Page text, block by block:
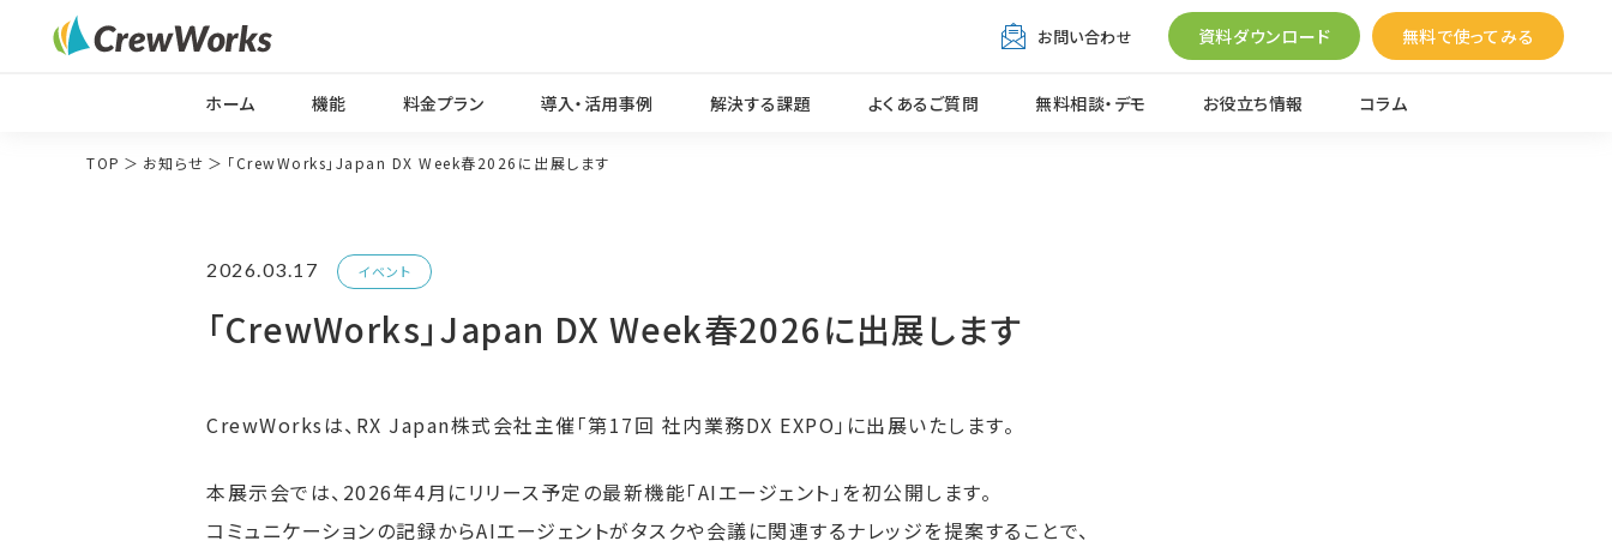
お問い合わせ 資料ダウンロード 無料で使ってみる
ホーム 機能 料金プラン 導入・活用事例 解決する課題 よくあるご質問 無料相談・デモ お役立ち情報 コラム
TOP お知らせ 「CrewWorks」Japan DX Week春2026に出展します
2026.03.17 イベント
「CrewWorks」Japan DX Week春2026に出展します
CrewWorksは、RX Japan株式会社主催「第17回 社内業務DX EXPO 」に出展いたします。
本展示会では、2026年4月にリリース予定の最新機能「AIエージェント」を初公開します。
コミュニケーションの記録からAIエージェントがタスクや会議に関連するナレッジを提案することで、